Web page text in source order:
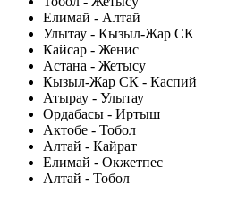
Елимай - Алтай
Улытау - Кызыл-Жар СК
Кайсар - Женис
Астана - Жетысу
Кызыл-Жар СК - Каспий
Атырау - Улытау
Ордабасы - Иртыш
Актобе - Тобол
Алтай - Кайрат
Елимай - Окжетпес
Алтай - Тобол